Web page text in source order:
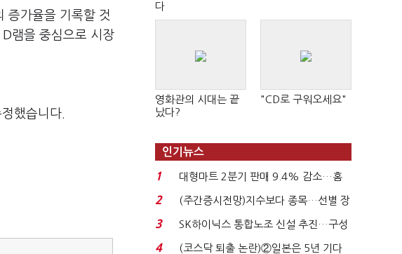
증가율을 기록할 것
램을 중심으로 시장
했습니다.
다
영화관의 시대는 끝
났다?
"CD로 구워오세요"
인기뉴스
1
대형마트 2분기 판매 9.4% 감소…홈
플러스 사태 여파...
2
(주간증시전망)지수보다 종목…선별 장
세 이어진다...
3
SK하이닉스 통합노조 신설 추진…구성
원 간 성과급 불...
4
(코스닥 퇴출 논란)②일본은 5년 기다